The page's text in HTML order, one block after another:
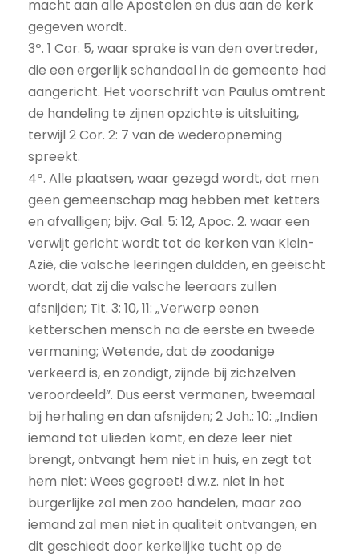
macht aan alle Apostelen en dus aan de kerk
gegeven wordt.
3º. 1 Cor. 5, waar sprake is van den overtreder,
die een ergerlijk schandaal in de gemeente had
aangericht. Het voorschrift van Paulus omtrent
de handeling te zijnen opzichte is uitsluiting,
terwijl 2 Cor. 2: 7 van de wederopneming
spreekt.
4º. Alle plaatsen, waar gezegd wordt, dat men
geen gemeenschap mag hebben met ketters
en afvalligen; bijv. Gal. 5: 12, Apoc. 2. waar een
verwijt gericht wordt tot de kerken van Klein-
Azië, die valsche leeringen duldden, en geëischt
wordt, dat zij die valsche leeraars zullen
afsnijden; Tit. 3: 10, 11: „Verwerp eenen
ketterschen mensch na de eerste en tweede
vermaning; Wetende, dat de zoodanige
verkeerd is, en zondigt, zijnde bij zichzelven
veroordeeld”. Dus eerst vermanen, tweemaal
bij herhaling en dan afsnijden; 2 Joh.: 10: „Indien
iemand tot ulieden komt, en deze leer niet
brengt, ontvangt hem niet in huis, en zegt tot
hem niet: Wees gegroet! d.w.z. niet in het
burgerlijke zal men zoo handelen, maar zoo
iemand zal men niet in qualiteit ontvangen, en
dit geschiedt door kerkelijke tucht op de